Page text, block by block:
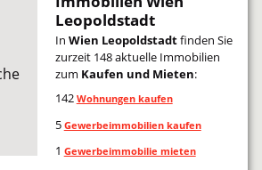
Leopoldstadt
In Wien Leopoldstadtfinden Sie
zurzeit 148 aktuelle Immobilien
zum Kaufen und Mieten:
142 Wohnungen kaufen
5 Gewerbeimmobilien kaufen
1 Gewerbeimmobilie mieten